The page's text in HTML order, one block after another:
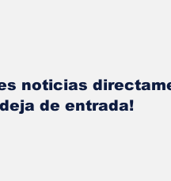
noticias
de entrada!